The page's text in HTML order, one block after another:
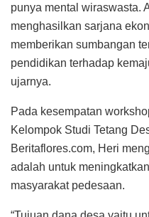
punya mental wiraswasta.
menghasilkan sarjana
memberikan sumbangan
pendidikan terhadap
ujarnya.
Pada kesempatan
Kelompok Studi Tetang
Beritaflores.com, Heri
adalah untuk
masyarakat pedesaan.